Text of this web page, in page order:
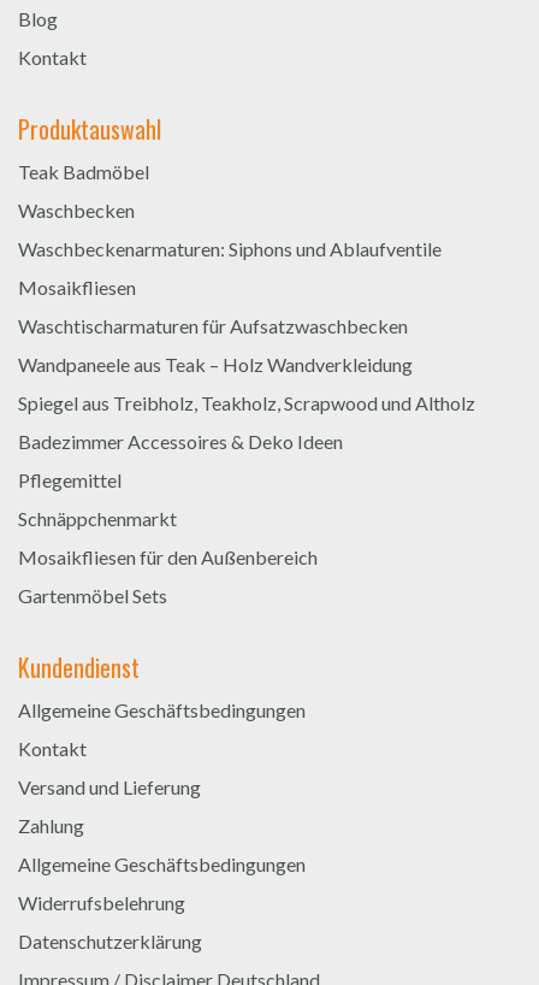
Blog
Kontakt
Produktauswahl
Teak Badmöbel
Waschbecken
Waschbeckenarmaturen: Siphons und Ablaufventile
Mosaikfliesen
Waschtischarmaturen für Aufsatzwaschbecken
Wandpaneele aus Teak – Holz Wandverkleidung
Spiegel aus Treibholz, Teakholz, Scrapwood und Altholz
Badezimmer Accessoires & Deko Ideen
Pflegemittel
Schnäppchenmarkt
Mosaikfliesen für den Außenbereich
Gartenmöbel Sets
Kundendienst
Allgemeine Geschäftsbedingungen
Kontakt
Versand und Lieferung
Zahlung
Allgemeine Geschäftsbedingungen
Widerrufsbelehrung
Datenschutzerklärung
Impressum / Disclaimer Deutschland